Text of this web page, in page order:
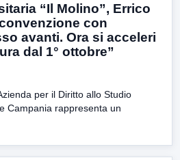
“Il Molino”, Errico
con
avanti. Ora si acceleri
dal 1° ottobre”
per il Diritto allo Studio
Campania rappresenta un